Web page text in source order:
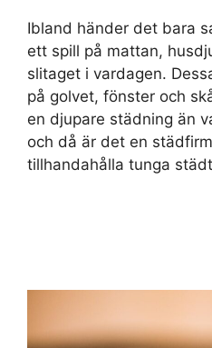
Ibland händer det bara
ett spill på mattan,
slitaget i vardagen.
på golvet, fönster och
en djupare städning än
och då är det en
tillhandahålla tunga